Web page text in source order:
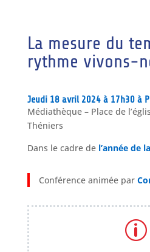
La mesure du
rythme vivons-
Jeudi 18 avril 2024 à 17h30 à
Médiathèque – Place de
Théniers
Dans le cadre de l’année de
Conférence animée par
p